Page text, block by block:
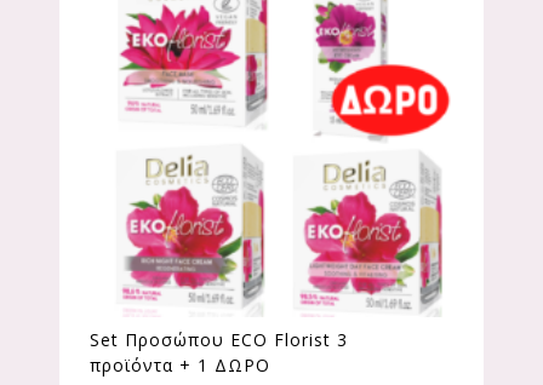
Set Προσώπου ECO Florist 3
προϊόντα + 1 ΔΩΡΟ